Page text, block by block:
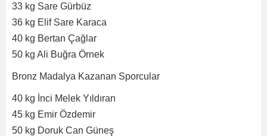
33 kg Sare Gürbüz
36 kg Elif Sare Karaca
40 kg Bertan Çağlar
50 kg Ali Buğra Örnek
Bronz Madalya Kazanan Sporcular
40 kg İnci Melek Yıldıran
45 kg Emir Özdemir
50 kg Doruk Can Güneş